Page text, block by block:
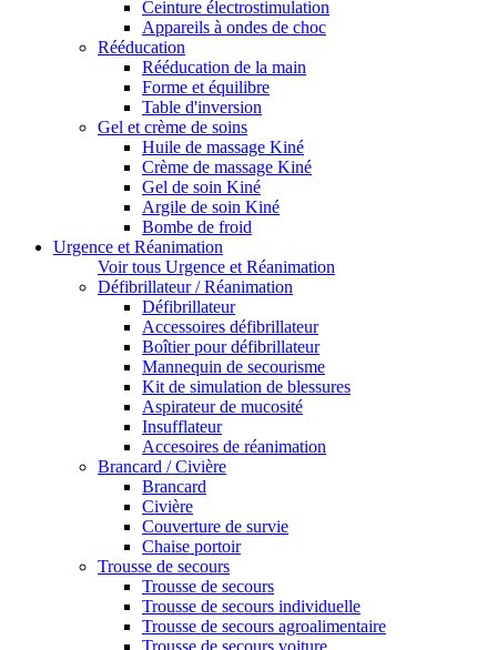
Ceinture électrostimulation
Appareils à ondes de choc
Rééducation
Rééducation de la main
Forme et équilibre
Table d'inversion
Gel et crème de soins
Huile de massage Kiné
Crème de massage Kiné
Gel de soin Kiné
Argile de soin Kiné
Bombe de froid
Urgence et Réanimation
Voir tous Urgence et Réanimation
Défibrillateur / Réanimation
Défibrillateur
Accessoires défibrillateur
Boîtier pour défibrillateur
Mannequin de secourisme
Kit de simulation de blessures
Aspirateur de mucosité
Insufflateur
Accesoires de réanimation
Brancard / Civière
Brancard
Civière
Couverture de survie
Chaise portoir
Trousse de secours
Trousse de secours
Trousse de secours individuelle
Trousse de secours agroalimentaire
Trousse de secours voiture